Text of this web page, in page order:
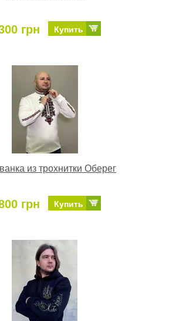
грн Купить
из трохнитки Оберег
грн Купить